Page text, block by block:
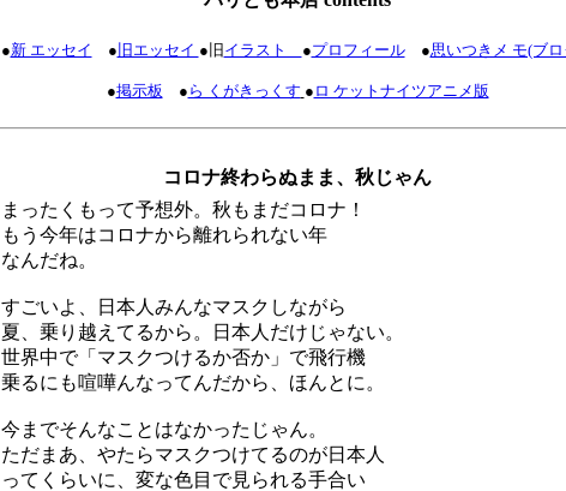
●新 エッセイ ●旧エッセイ ●旧イラスト ●プロフィール●思いつきメ モ(ブ
●掲示板 ● ら くがきっくす ● ロ ケットナイツアニメ版
コロナ終わらぬまま、秋じゃん
まったくもって予想外。秋もまだコロナ！
もう今年はコロナから離れられない年
なんだね。
すごいよ、日本人みんなマスクしながら
夏、乗り越えてるから。日本人だけじゃない。
世界中で「マスクつけるか否か」で飛行機
乗るにも喧嘩んなってんだから、ほんとに。
今までそんなことはなかったじゃん。
ただまあ、やたらマスクつけてるのが日本人
ってくらいに、変な色目で見られる手合い